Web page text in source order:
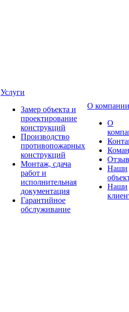
Услуги
Замер объекта и
проектирование
конструкций
Производство
противопожарных
конструкций
Монтаж, сдача
работ и
исполнительная
документация
Гарантийное
обслуживание
О компании
О
Наши
Наши